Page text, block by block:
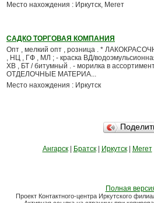
Место нахождения : Иркутск, Мегет
САДКО ТОРГОВАЯ КОМПАНИЯ
Опт , мелкий опт , розница . *
, НЦ , ГФ , МЛ ; - краска ВД/
ХВ , БТ / битумный . - морилка в
ОТДЕЛОЧНЫЕ МАТЕРИА...
Место нахождения : Иркутск
Ангарск| Братск| Иркутск| Мегет|
Полная
Проект Контактного-центра Иркутского